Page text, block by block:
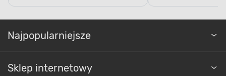
Najpopularniejsze
Sklep internetowy